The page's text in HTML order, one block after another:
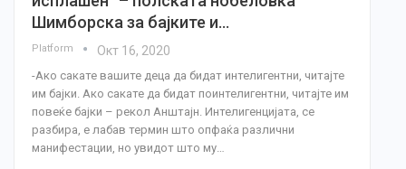
Шимборска за бајките и…
Platform Окт 16, 2020
-Ако сакате вашите деца да бидат интелигентни, читајте
им бајки. Ако сакате да бидат поинтелигентни, читајте им
повеќе бајки – рекол Анштајн. Интелигенцијата, се
разбира, е лабав термин што опфаќа различни
манифестации, но увидот што му…